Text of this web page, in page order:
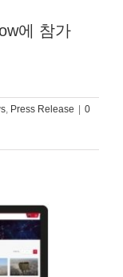
에 참가
, Press Release
0